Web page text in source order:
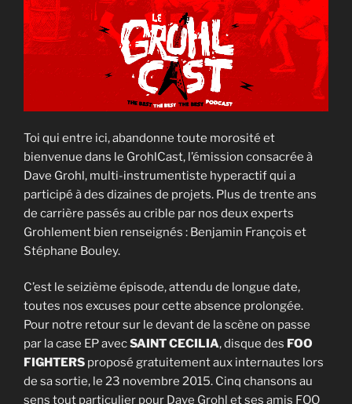
Toi qui entre ici, abandonne toute morosité et
bienvenue dans le GrohlCast, l’émission consacrée à
Dave Grohl, multi-instrumentiste hyperactif qui a
participé à des dizaines de projets. Plus de trente ans
de carrière passés au crible par nos deux experts
Grohlement bien renseignés : Benjamin François et
Stéphane Bouley.
C’est le seizième épisode, attendu de longue date,
toutes nos excuses pour cette absence prolongée.
Pour notre retour sur le devant de la scène on passe
par la case EP avecSAINT CECILIA, disque des FOO
FIGHTERS proposé gratuitement aux internautes lors
de sa sortie, le 23 novembre 2015. Cinq chansons au
sens tout particulier pour Dave Grohl et ses amis FOO